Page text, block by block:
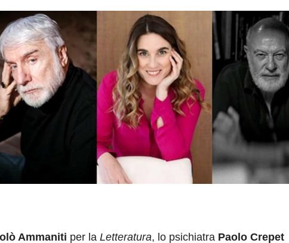
Ammaniti per la Letteratura, lo psichiatra Paolo Crepet